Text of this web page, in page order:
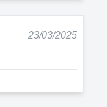
23/03/2025